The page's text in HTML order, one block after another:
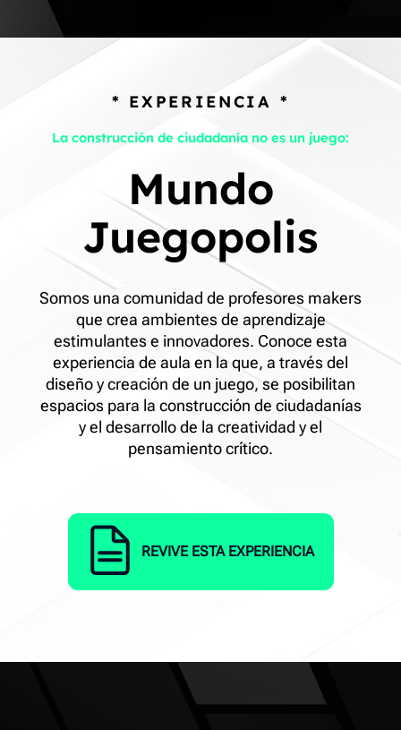
* EXPERIENCIA *
La construcción de ciudadanía no es un juego:
Mundo
Juegopolis
Somos una comunidad de profesores makers
que crea ambientes de aprendizaje
estimulantes e innovadores. Conoce esta
experiencia de aula en la que, a través del
diseño y creación de un juego, se posibilitan
espacios para la construcción de ciudadanías
y el desarrollo de la creatividad y el
pensamiento crítico.
REVIVE ESTA EXPERIENCIA